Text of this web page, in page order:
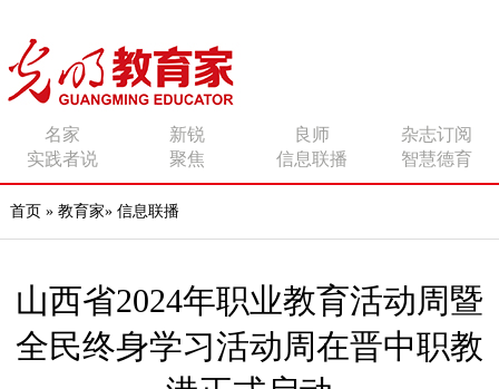
名家 新锐 良师
杂志订阅
实践者说
聚焦 信息联播 智慧德育
首页 » 教育家» 信息联播
山西省2024年职业教育活动周暨
全民终身学习活动周在晋中职教